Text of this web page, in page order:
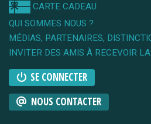
CARTE CADEAU
QUI SOMMES NOUS ?
MÉDIAS, PARTENAIRES,
INVITER DES AMIS À RECEVOIR
SE CONNECTER
NOUS CONTACTER